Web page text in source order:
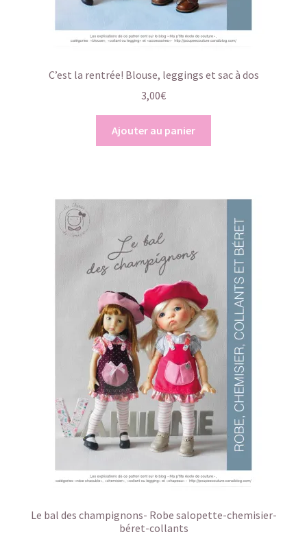
C’est la rentrée! Blouse, leggings et sac à dos
3,00€
Ajouter au panier
Le bal des champignons- Robe salopette-chemisier-
béret-collants